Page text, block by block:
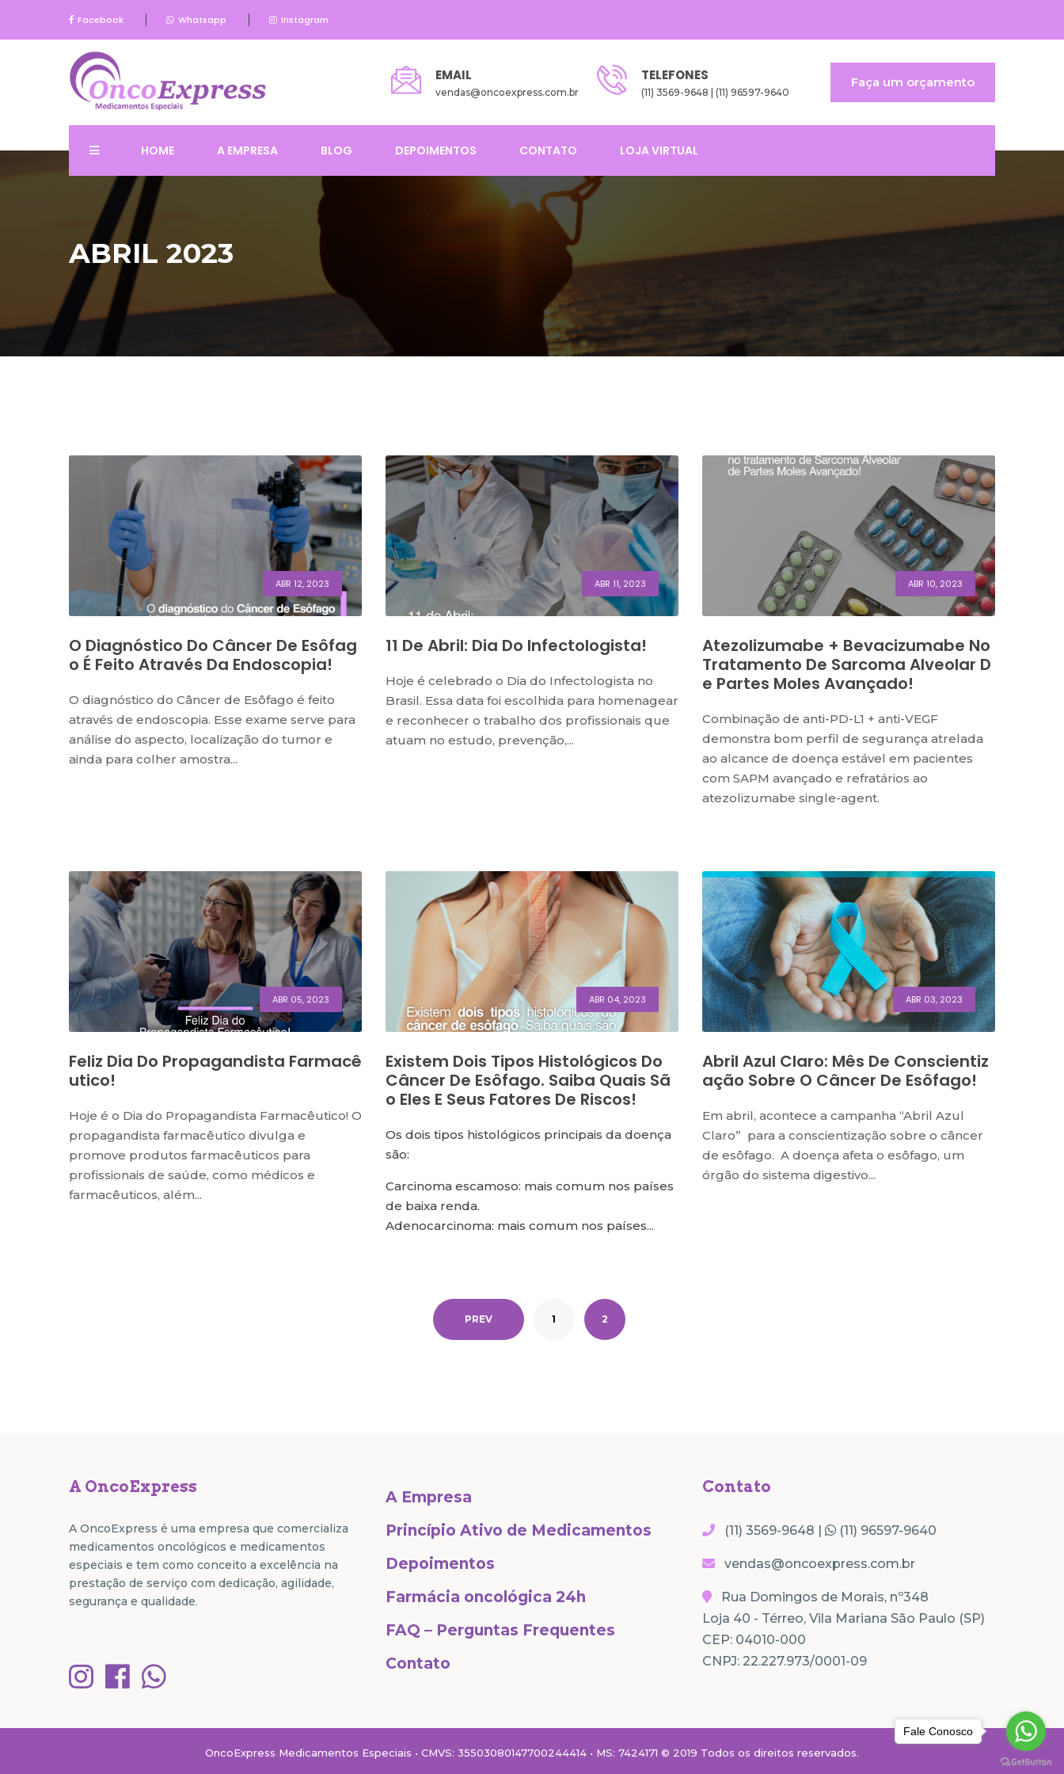
Facebook Whatsapp Instagram
EMAIL
vendas@oncoexpress.com.br
TELEFONES
(11) 3569-9648 | (11) 96597-9640
Faça um orçamento
HOME A EMPRESA BLOG DEPOIMENTOS CONTATO LOJA VIRTUAL
ABRIL 2023
ABR 12, 2023
O Diagnóstico Do Câncer De Esôfag
O É Feito Através Da Endoscopia!
O diagnóstico do Câncer de Esôfago é feito
através de endoscopia. Esse exame serve para
análise do aspecto, localização do tumor e
ainda para colher amostra...
ABR 11, 2023
11 De Abril: Dia Do Infectologista!
Hoje é celebrado o Dia do Infectologista no
Brasil. Essa data foi escolhida para homenagear
e reconhecer o trabalho dos profissionais que
atuam no estudo, prevenção,...
ABR 10, 2023
Atezolizumabe + Bevacizumabe No
Tratamento De Sarcoma Alveolar D
E Partes Moles Avançado!
Combinação de anti-PD-L1 + anti-VEGF
demonstra bom perfil de segurança atrelada
ao alcance de doença estável em pacientes
com SAPM avançado e refratários ao
atezolizumabe single-agent.
ABR 05, 2023
Feliz Dia Do Propagandista Farmacê
Utico!
Hoje é o Dia do Propagandista Farmacêutico! O
propagandista farmacêutico divulga e
promove produtos farmacêuticos para
profissionais de saúde, como médicos e
farmacêuticos, além...
ABR 04, 2023
Existem Dois Tipos Histológicos Do
Câncer De Esôfago. Saiba Quais Sã
O Eles E Seus Fatores De Riscos!
Os dois tipos histológicos principais da doença
são:
Carcinoma escamoso: mais comum nos países
de baixa renda.
Adenocarcinoma: mais comum nos países...
ABR 03, 2023
Abril Azul Claro: Mês De Conscientiz
Ação Sobre O Câncer De Esôfago!
Em abril, acontece a campanha “Abril Azul
Claro” para a conscientização sobre o câncer
de esôfago. A doença afeta o esôfago, um
órgão do sistema digestivo...
PREV 1 2
A OncoExpress
A OncoExpress é uma empresa que comercializa
medicamentos oncológicos e medicamentos
especiais e tem como conceito a excelência na
prestação de serviço com dedicação, agilidade,
segurança e qualidade.
A Empresa
Princípio Ativo de Medicamentos
Depoimentos
Farmácia oncológica 24h
FAQ – Perguntas Frequentes
Contato
Contato
(11) 3569-9648 | (11) 96597-9640
vendas@oncoexpress.com.br
Rua Domingos de Morais, nº348
Loja 40 - Térreo, Vila Mariana São Paulo (SP)
CEP: 04010-000
CNPJ: 22.227.973/0001-09
OncoExpress Medicamentos Especiais • CMVS: 35503080147700244414 • MS: 7424171 © 2019 Todos os direitos reservados.
Fale Conosco